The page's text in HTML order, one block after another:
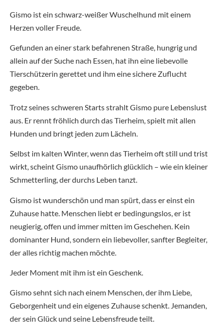
Gismo ist ein schwarz-weißer Wuschelhund mit einem
Herzen voller Freude.
Gefunden an einer stark befahrenen Straße, hungrig und
allein auf der Suche nach Essen, hat ihn eine liebevolle
Tierschützerin gerettet und ihm eine sichere Zuflucht
gegeben.
Trotz seines schweren Starts strahlt Gismo pure Lebenslust
aus. Er rennt fröhlich durch das Tierheim, spielt mit allen
Hunden und bringt jeden zum Lächeln.
Selbst im kalten Winter, wenn das Tierheim oft still und trist
wirkt, scheint Gismo unaufhörlich glücklich – wie ein kleiner
Schmetterling, der durchs Leben tanzt.
Gismo ist wunderschön und man spürt, dass er einst ein
Zuhause hatte. Menschen liebt er bedingungslos, er ist
neugierig, offen und immer mitten im Geschehen. Kein
dominanter Hund, sondern ein liebevoller, sanfter Begleiter,
der alles richtig machen möchte.
Jeder Moment mit ihm ist ein Geschenk.
Gismo sehnt sich nach einem Menschen, der ihm Liebe,
Geborgenheit und ein eigenes Zuhause schenkt. Jemanden,
der sein Glück und seine Lebensfreude teilt.